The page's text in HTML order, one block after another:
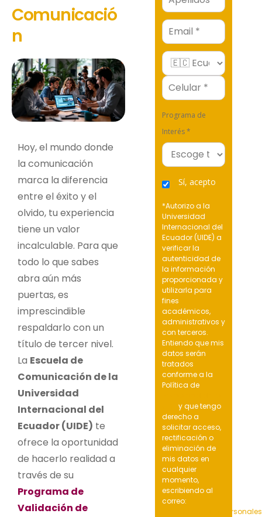
Comunicació
n
Hoy, el mundo donde
la comunicación
marca la diferencia
entre el éxito y el
olvido, tu experiencia
tiene un valor
incalculable. Para que
todo lo que sabes
abra aún más
puertas, es
imprescindible
respaldarlo con un
título de tercer nivel.
La Escuela de
Comunicación de la
Universidad
Internacional del
Ecuador (UIDE) te
ofrece la oportunidad
de hacerlo realidad a
través de su
Programa de
Validación de
Email
Programa de
Interés *
Sí, acepto
*Autorizo a la
Universidad
Internacional del
Ecuador (UIDE) a
verificar la
autenticidad de
la información
proporcionada y
utilizarla para
fines
académicos,
administrativos y
con terceros.
Entiendo que mis
datos serán
tratados
conforme a la
Política de
y que tengo
derecho a
solicitar acceso,
rectificación o
eliminación de
mis datos en
cualquier
momento,
escribiendo al
correo: